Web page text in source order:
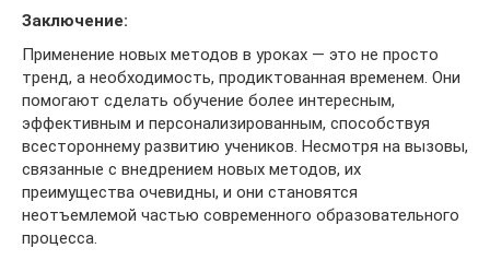
Заключение:
Применение новых методов в уроках — это не просто
тренд, а необходимость, продиктованная временем. Они
помогают сделать обучение более интересным,
эффективным и персонализированным, способствуя
всестороннему развитию учеников. Несмотря на вызовы,
связанные с внедрением новых методов, их
преимущества очевидны, и они становятся
неотъемлемой частью современного образовательного
процесса.